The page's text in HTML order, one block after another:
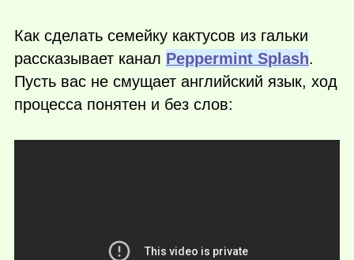
Как сделать семейку кактусов из гальки
рассказывает канал Peppermint Splash.
Пусть вас не смущает английский язык, ход
процесса понятен и без слов: